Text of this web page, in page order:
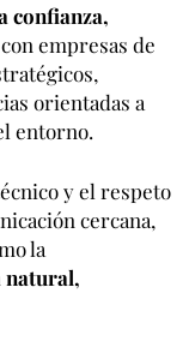
confianza,
empresas de
orientadas a
entorno.
y el respeto
cercana,
la
natural,